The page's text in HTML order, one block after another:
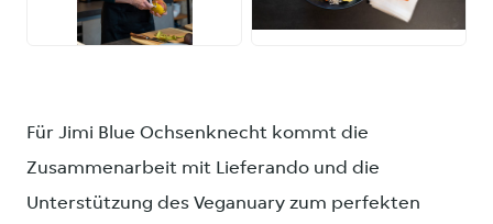
JPG
Für Jimi Blue Ochsenknecht kommt die
Zusammenarbeit mit Lieferando und die
Unterstützung des Veganuary zum perfekten